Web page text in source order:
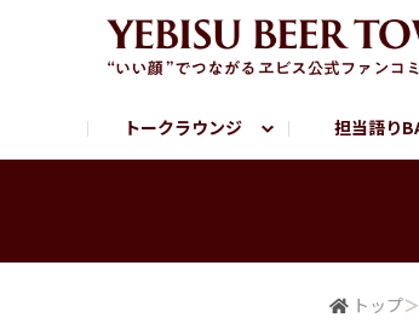
トークラウンジ 担当語り
サッポロビール公式Instagram
トップ＞